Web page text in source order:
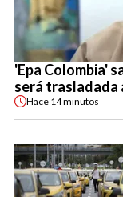
'Epa Colombia'
será trasladada
Hace 14 minutos